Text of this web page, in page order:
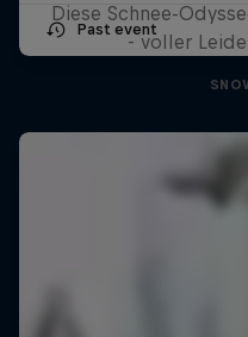
Past event
Diese Schnee-
- voller